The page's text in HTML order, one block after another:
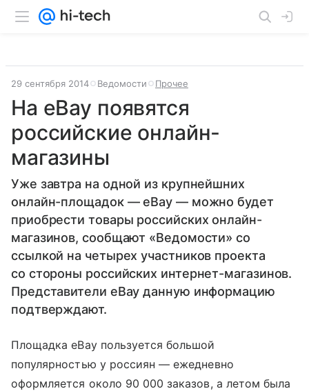
29 сентября 2014 Ведомости Прочее
На eBay появятся
российские онлайн-
магазины
Уже завтра на одной из крупнейшних
онлайн-площадок — eBay — можно будет
приобрести товары российских онлайн-
магазинов, сообщают «Ведомости» со
ссылкой на четырех участников проекта
со стороны российских интернет-магазинов.
Представители eBay данную информацию
подтверждают.
Площадка eBay пользуется большой
популярностью у россиян — ежедневно
оформляется около 90 000 заказов, а летом была